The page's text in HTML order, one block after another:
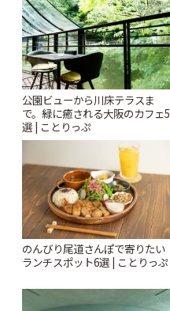
公園ビューから川床テラスま
で。緑に癒される大阪のカフェ5
選 | ことりっぷ
のんびり尾道さんぽで寄りたい
ランチスポット6選 | ことりっぷ